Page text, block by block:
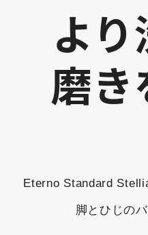
よ
磨
Eterno Standard
脚とひじの